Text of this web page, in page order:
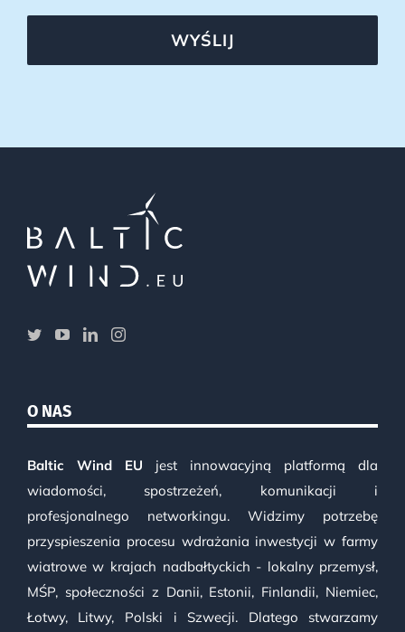
WYŚLIJ
O NAS
Baltic Wind EU jest innowacyjną platformą dla
wiadomości, spostrzeżeń, komunikacji i
profesjonalnego networkingu. Widzimy potrzebę
przyspieszenia procesu wdrażania inwestycji w farmy
wiatrowe w krajach nadbałtyckich - lokalny przemysł,
MŚP, społeczności z Danii, Estonii, Finlandii, Niemiec,
Łotwy, Litwy, Polski i Szwecji. Dlatego stwarzamy